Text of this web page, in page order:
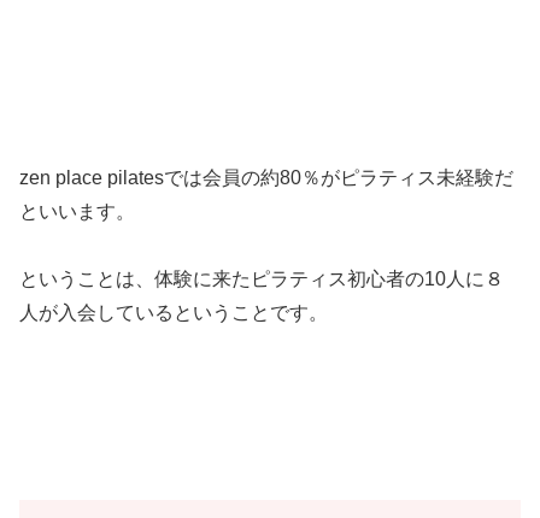
zen place pilatesでは会員の約80％がピラティス未経験だ
といいます。
ということは、体験に来たピラティス初心者の10人に８
人が入会しているということです。